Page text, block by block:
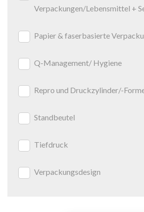
Verpackungen/Lebensmittel +
Papier & faserbasierte
Q-Management/ Hygiene
Repro und Druckzylinder/-
Standbeutel
Tiefdruck
Verpackungsdesign